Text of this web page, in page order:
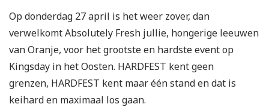
Op donderdag 27 april is het weer zover, dan
verwelkomt Absolutely Fresh jullie, hongerige leeuwen
van Oranje, voor het grootste en hardste event op
Kingsday in het Oosten. HARDFEST kent geen
grenzen, HARDFEST kent maar één stand en dat is
keihard en maximaal los gaan.